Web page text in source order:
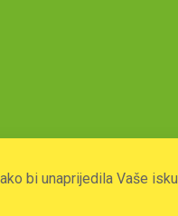
bi unaprijedila Vaše